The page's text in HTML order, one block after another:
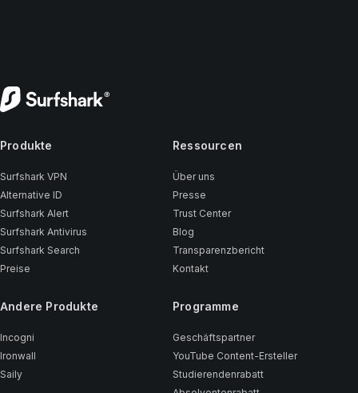
Produkte
Surfshark VPN
Alternative ID
Surfshark Alert
Surfshark Antivirus
Surfshark Search
Preise
Andere Produkte
Incogni
Ironwall
Saily
Ressourcen
Über uns
Presse
Trust Center
Blog
Transparenzbericht
Kontakt
Programme
Geschäftspartner
YouTube Content-Ersteller
Studierendenrabatt